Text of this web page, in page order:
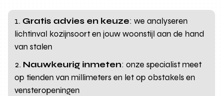
Gratis advies en keuze: we analyseren
lichtinval kozijnsoort en jouw woonstijl aan de hand
van stalen
Nauwkeurig inmeten: onze specialist meet
op tienden van millimeters en let op obstakels en
vensteropeningen